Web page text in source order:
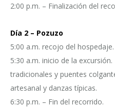
2:00 p.m. – Finalización del
Día 2 – Pozuzo
5:00 a.m. recojo del hospedaje.
5:30 a.m. inicio de la
tradicionales y puentes
artesanal y danzas típicas.
6:30 p.m. – Fin del recorrido.